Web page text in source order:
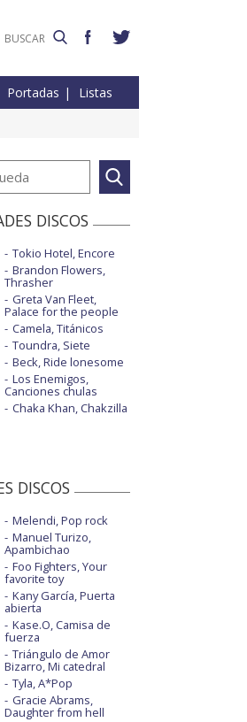
Portadas Listas
DISCOS
Tokio Hotel, Encore
Brandon Flowers,
Thrasher
Greta Van Fleet,
Palace for the people
Camela, Titánicos
Toundra, Siete
Beck, Ride lonesome
Los Enemigos,
Canciones chulas
Chaka Khan, Chakzilla
DISCOS
Melendi, Pop rock
Manuel Turizo,
Apambichao
Foo Fighters, Your
favorite toy
Kany García, Puerta
abierta
Kase.O, Camisa de
fuerza
Triángulo de Amor
Bizarro, Mi catedral
Tyla, A*Pop
Gracie Abrams,
Daughter from hell